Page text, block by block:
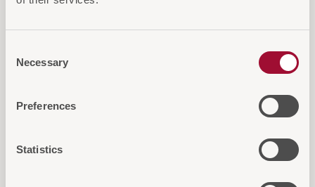
Selection
Necessary
Preferences
Statistics